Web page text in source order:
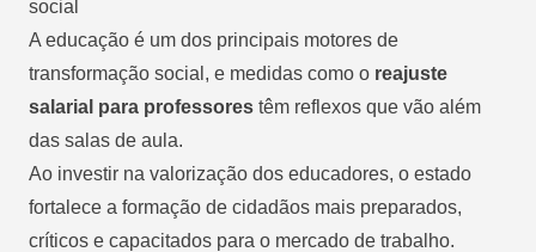
social
A educação é um dos principais motores de
transformação social, e medidas como o reajuste
salarial para professores têm reflexos que vão além
das salas de aula.
Ao investir na valorização dos educadores, o estado
fortalece a formação de cidadãos mais preparados,
críticos e capacitados para o mercado de trabalho.